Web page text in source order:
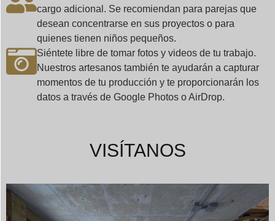
cargo adicional. Se recomiendan para parejas que
desean concentrarse en sus proyectos o para
quienes tienen niños pequeños.
Siéntete libre de tomar fotos y videos de tu trabajo.
Nuestros artesanos también te ayudarán a capturar
momentos de tu producción y te proporcionarán los
datos a través de Google Photos o AirDrop.
VISÍTANOS